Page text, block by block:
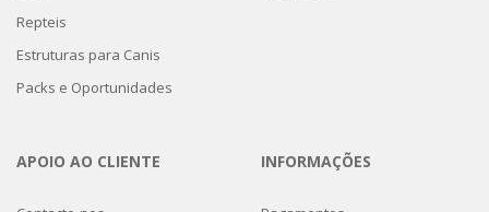
Repteis
Estruturas para Canis
Packs e Oportunidades
APOIO AO CLIENTE INFORMAÇÕES